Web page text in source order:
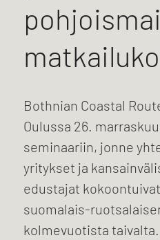
Bothnian Coastal
Oulussa 26.
seminaariin, jonne
yritykset ja
edustajat
suomalais-
kolmevuotista taivalta.